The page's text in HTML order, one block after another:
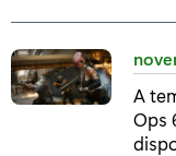
T
G
O
R
I
A
Ops